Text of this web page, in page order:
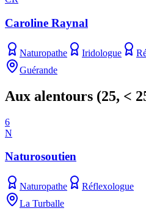
Caroline Raynal
Naturopathe Iridologue
Guérande
Aux alentours (25, <
6
N
Naturosoutien
Naturopathe
Réflexologue
La Turballe